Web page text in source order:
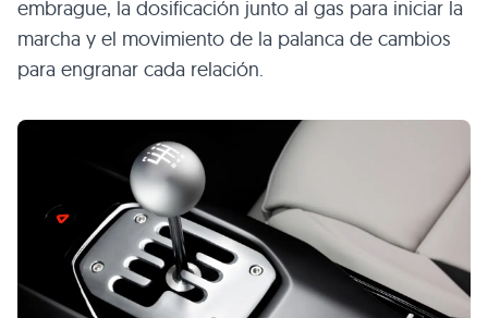
embrague, la dosificación junto al gas para iniciar la
marcha y el movimiento de la palanca de cambios
para engranar cada relación.